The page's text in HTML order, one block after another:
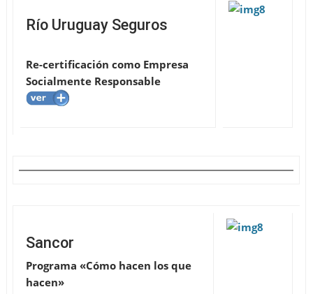
Río Uruguay Seguros
Re-certificación como Empresa
Socialmente Responsable
Sancor
Programa «Cómo hacen los que
hacen»